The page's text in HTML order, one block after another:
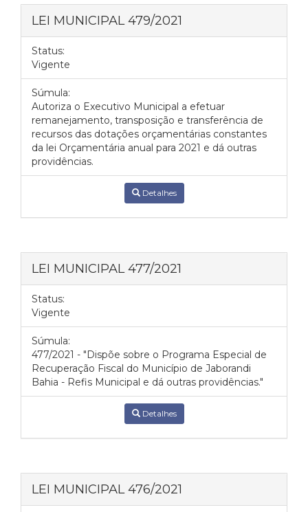
LEI MUNICIPAL 479/2021
Status:
Vigente
Súmula:
Autoriza o Executivo Municipal a efetuar
remanejamento, transposição e transferência de
recursos das dotações orçamentárias constantes
da lei Orçamentária anual para 2021 e dá outras
providências.
Detalhes
LEI MUNICIPAL 477/2021
Status:
Vigente
Súmula:
477/2021 - "Dispõe sobre o Programa Especial de
Recuperação Fiscal do Município de Jaborandi
Bahia - Refis Municipal e dá outras providências."
Detalhes
LEI MUNICIPAL 476/2021